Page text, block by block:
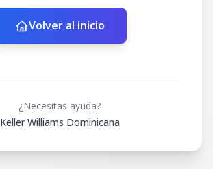
Volver al inicio
¿Necesitas ayuda?
Keller Williams Dominicana